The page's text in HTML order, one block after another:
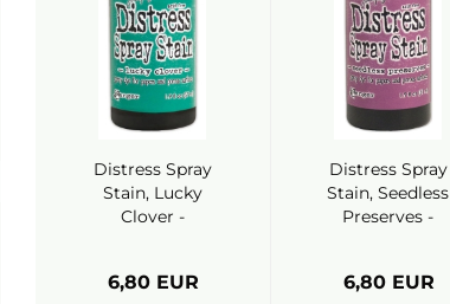
Distress Spray
Stain, Lucky
Clover -
6,80 EUR
Distress Spray
Stain, Seedless
Preserves -
6,80 EUR